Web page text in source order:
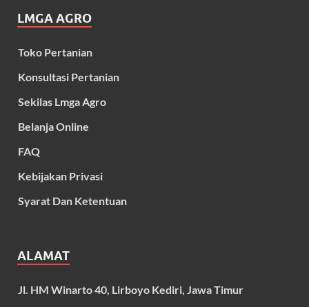
LMGA AGRO
Toko Pertanian
Konsultasi Pertanian
Sekilas Lmga Agro
Belanja Online
FAQ
Kebijakan Privasi
Syarat Dan Ketentuan
ALAMAT
Jl. HM Winarto 40, Lirboyo Kediri, Jawa Timur